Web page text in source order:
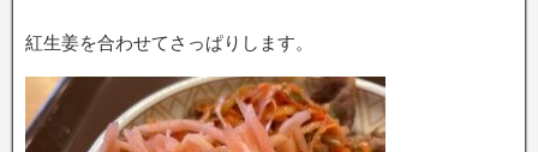
紅生姜を合わせてさっぱりします。